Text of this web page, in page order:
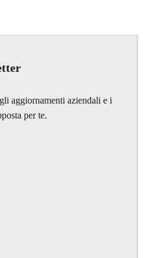
aggiornamenti aziendali e i
per te.